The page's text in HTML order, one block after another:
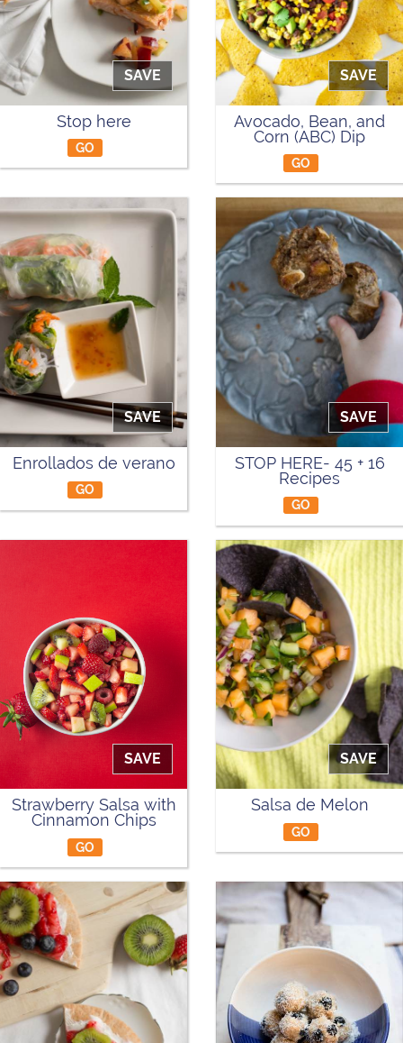
SAVE
Stop here
GO
SAVE
Avocado, Bean, and
Corn (ABC) Dip
GO
SAVE
Enrollados de verano
GO
SAVE
STOP HERE- 45 + 16
Recipes
GO
SAVE
Strawberry Salsa with
Cinnamon Chips
GO
SAVE
Salsa de Melon
GO